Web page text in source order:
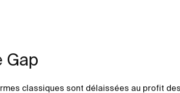
Gap
classiques sont délaissées au profit